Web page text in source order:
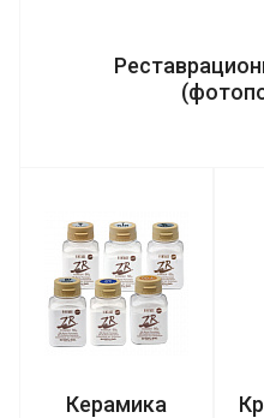
Керамика